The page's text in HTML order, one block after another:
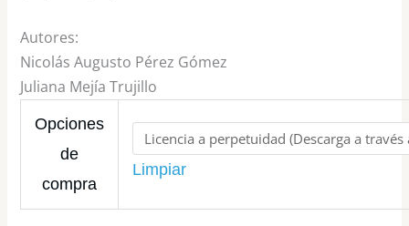
Autores:
Nicolás Augusto Pérez Gómez
Juliana Mejía Trujillo
Opciones
de
compra
Limpiar